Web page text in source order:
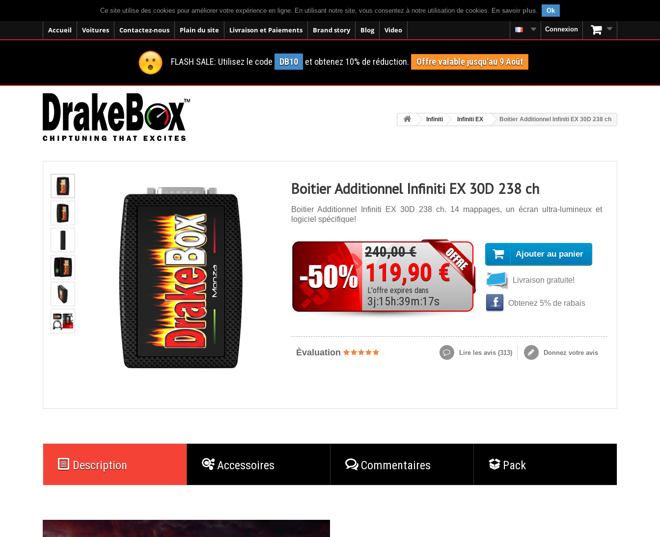
Ce site utilise des cookies pour améliorer votre expérience en ligne. En utilisant notre site, vous consentez à notre utilisation de cookies. En savoir plus. Ok
Accueil Voitures Contactez-nous Plain du site Livraison et Paiements Brand story Blog Video Connexion
FLASH SALE: Utilisez le code DB10 et obtenez 10% de réduction. Offre valable jusqu'au 9 Août
Infiniti Infiniti EX Boitier Additionnel Infiniti EX 30D 238 ch
Boitier Additionnel Infiniti EX 30D 238 ch
Boitier Additionnel Infiniti EX 30D 238 ch. 14 mappages, un écran ultra-lumineux et
logiciel spécifique!
240,00 €
119,90 €
L'offre expires dans
3j:15h:39m:15s
Ajouter au panier
Livraison gratuite!
Obtenez 5% de rabais
Èvaluation Lire les avis (313) Donnez votre avis
Description Accessoires Commentaires Pack